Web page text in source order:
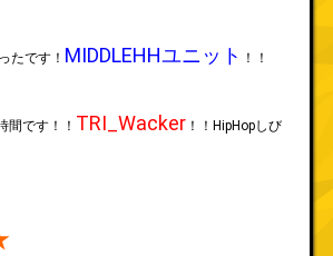
たです！ MIDDLEHHユニット ！！
間です！！ TRI_Wacker ！！HipHopしび